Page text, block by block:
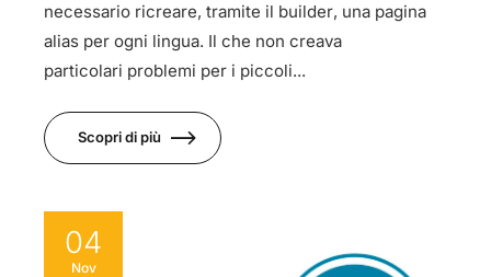
necessario ricreare, tramite il builder, una pagina
alias per ogni lingua. Il che non creava
particolari problemi per i piccoli...
Scopri di più
04
Nov